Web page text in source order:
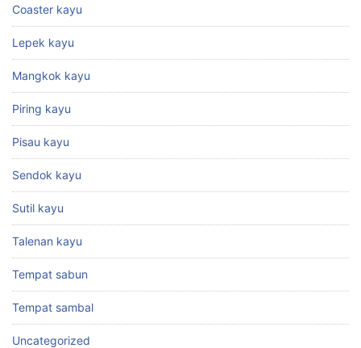
Coaster kayu
Lepek kayu
Mangkok kayu
Piring kayu
Pisau kayu
Sendok kayu
Sutil kayu
Talenan kayu
Tempat sabun
Tempat sambal
Uncategorized